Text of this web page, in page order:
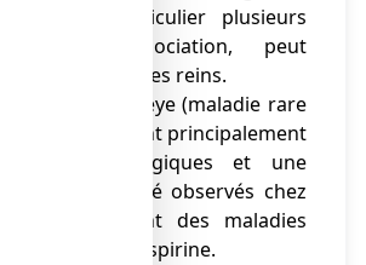
en particulier plusieurs
en association, peut
à des lésions des reins.
de Reye (maladie rare
grave associant principalement
neurologiques et une
du foie) ont été observés chez
présentant des maladies
recevant de l'aspirine.